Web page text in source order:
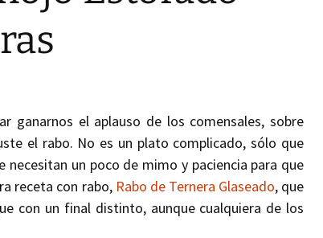
ganarnos el aplauso de los comensales, sobre
el rabo. No es un plato complicado, sólo que
necesitan un poco de mimo y paciencia para que
receta con rabo, Rabo de Ternera Glaseado, que
con un final distinto, aunque cualquiera de los